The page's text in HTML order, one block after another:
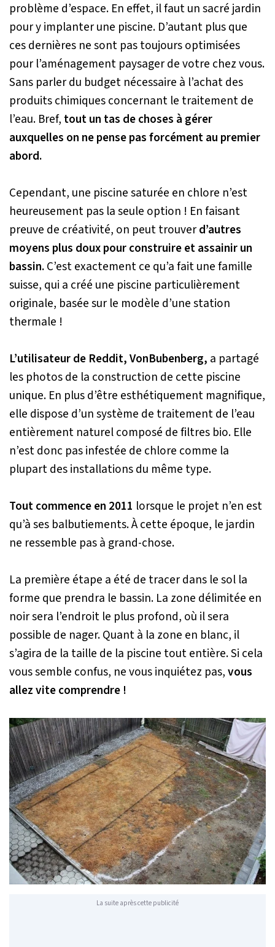
problème d’espace. En effet, il faut un sacré jardin
pour y implanter une piscine. D’autant plus que
ces dernières ne sont pas toujours optimisées
pour l’aménagement paysager de votre chez vous.
Sans parler du budget nécessaire à l’achat des
produits chimiques concernant le traitement de
l’eau. Bref, tout un tas de choses à gérer
auxquelles on ne pense pas forcément au premier
abord.
Cependant, une piscine saturée en chlore n’est
heureusement pas la seule option ! En faisant
preuve de créativité, on peut trouverd’autres
moyens plus doux pour construire et assainir un
bassin.C’est exactement ce qu’a fait une famille
suisse, qui a créé une piscine particulièrement
originale, basée sur le modèle d’une station
thermale !
L’utilisateur de Reddit, VonBubenberg, a partagé
les photos de la construction de cette piscine
unique. En plus d’être esthétiquement magnifique,
elle dispose d’un système de traitement de l’eau
entièrement naturel composé de filtres bio. Elle
n’est donc pas infestée de chlore comme la
plupart des installations du même type.
Tout commence en 2011 lorsque le projet n’en est
qu’à ses balbutiements. À cette époque, le jardin
ne ressemble pas à grand-chose.
La première étape a été de tracer dans le sol la
forme que prendra le bassin. La zone délimitée en
noir sera l’endroit le plus profond, où il sera
possible de nager. Quant à la zone en blanc, il
s’agira de la taille de la piscine tout entière. Si cela
vous semble confus, ne vous inquiétez pas,vous
allez vite comprendre !
La suite après cette publicité